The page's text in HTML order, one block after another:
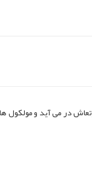
در می آید و